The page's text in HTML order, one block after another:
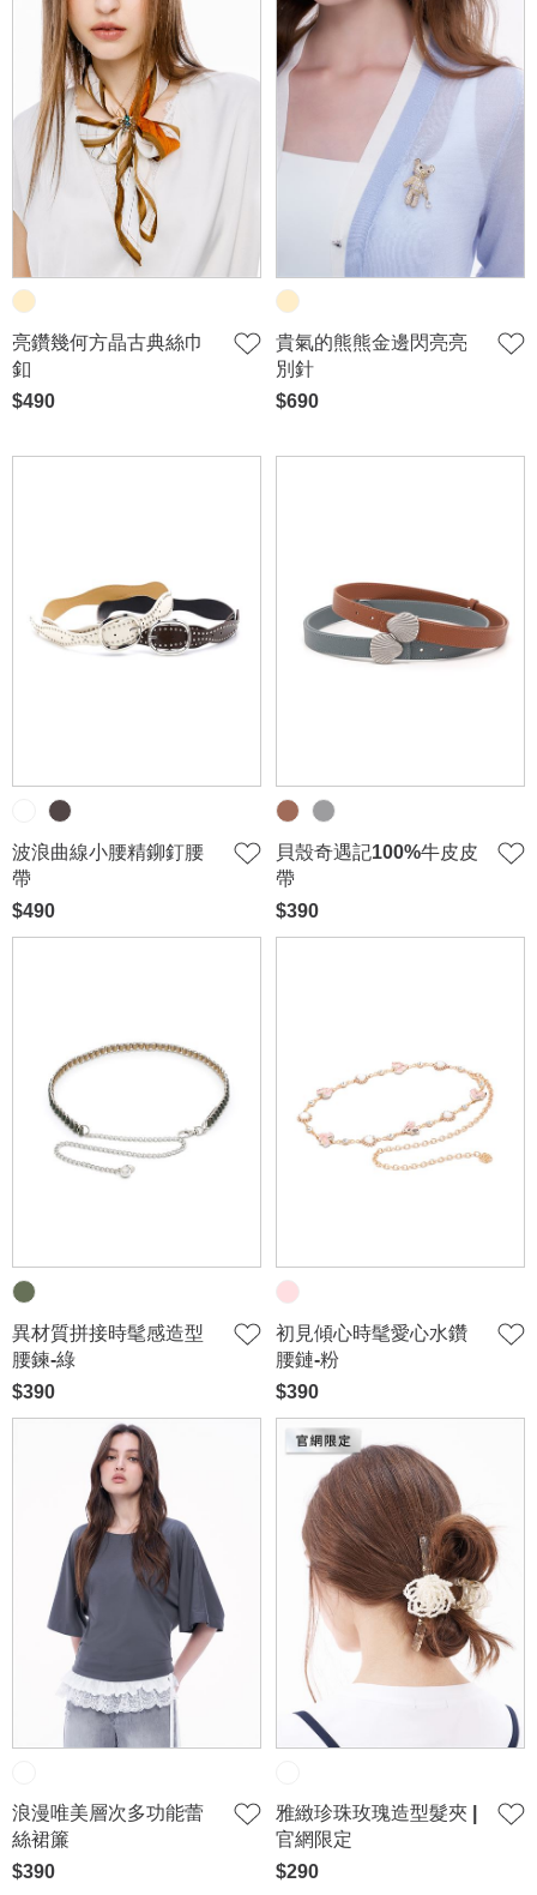
亮鑽幾何方晶古典絲巾
釦
$490
貴氣的熊熊金邊閃亮亮
別針
$690
波浪曲線小腰精鉚釘腰
帶
$490
貝殼奇遇記100%牛皮皮
帶
$390
異材質拼接時髦感造型
腰鍊-綠
$390
初見傾心時髦愛心水鑽
腰鏈-粉
$390
浪漫唯美層次多功能蕾
絲裙簾
$390
雅緻珍珠玫瑰造型髮夾 |
官網限定
$290